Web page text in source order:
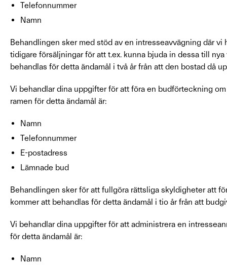
Telefonnummer
Namn
Behandlingen sker med stöd av en intresseavvägning där
tidigare försäljningar för att t.ex. kunna bjuda in dessa till
behandlas för detta ändamål i två år från att den bostad då
Vi behandlar dina uppgifter för att föra en budförteckning
ramen för detta ändamål är:
Namn
Telefonnummer
E-postadress
Lämnade bud
Behandlingen sker för att fullgöra rättsliga skyldigheter att
kommer att behandlas för detta ändamål i tio år från att
Vi behandlar dina uppgifter för att administrera en
för detta ändamål är:
Namn